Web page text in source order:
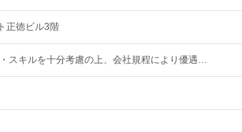
正徳ビル3階
スキルを十分考慮の上、会社規程により優遇…